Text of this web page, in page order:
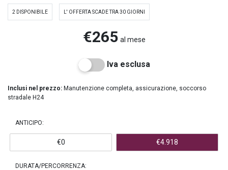
2 DISPONIBILE L' OFFERTA SCADE TRA 30 GIORNI
€265 al mese
Iva esclusa
Inclusi nel prezzo: Manutenzione completa, assicurazione, soccorso
stradale H24
ANTICIPO:
€0 €4.918
DURATA/PERCORRENZA: